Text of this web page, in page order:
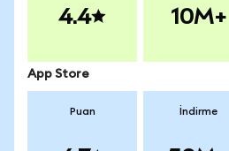
4.4 10M+
App Store
Puan İndirme